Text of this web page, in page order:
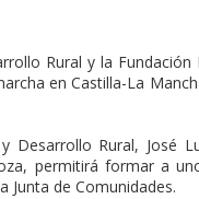
Rural y la
en Castilla-La
Desarrollo Rural, José
permitirá formar a
Junta de Comunidades.